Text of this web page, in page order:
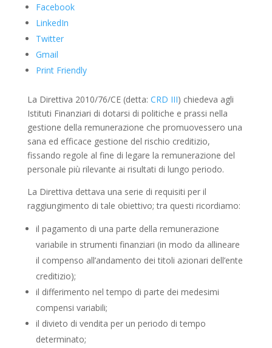
Facebook
LinkedIn
Twitter
Gmail
Print Friendly
La Direttiva 2010/76/CE (detta: CRD III) chiedeva agli
Istituti Finanziari di dotarsi di politiche e prassi nella
gestione della remunerazione che promuovessero una
sana ed efficace gestione del rischio creditizio,
fissando regole al fine di legare la remunerazione del
personale più rilevante ai risultati di lungo periodo.
La Direttiva dettava una serie di requisiti per il
raggiungimento di tale obiettivo; tra questi ricordiamo:
il pagamento di una parte della remunerazione
variabile in strumenti finanziari (in modo da allineare
il compenso all’andamento dei titoli azionari dell’ente
creditizio);
il differimento nel tempo di parte dei medesimi
compensi variabili;
il divieto di vendita per un periodo di tempo
determinato;